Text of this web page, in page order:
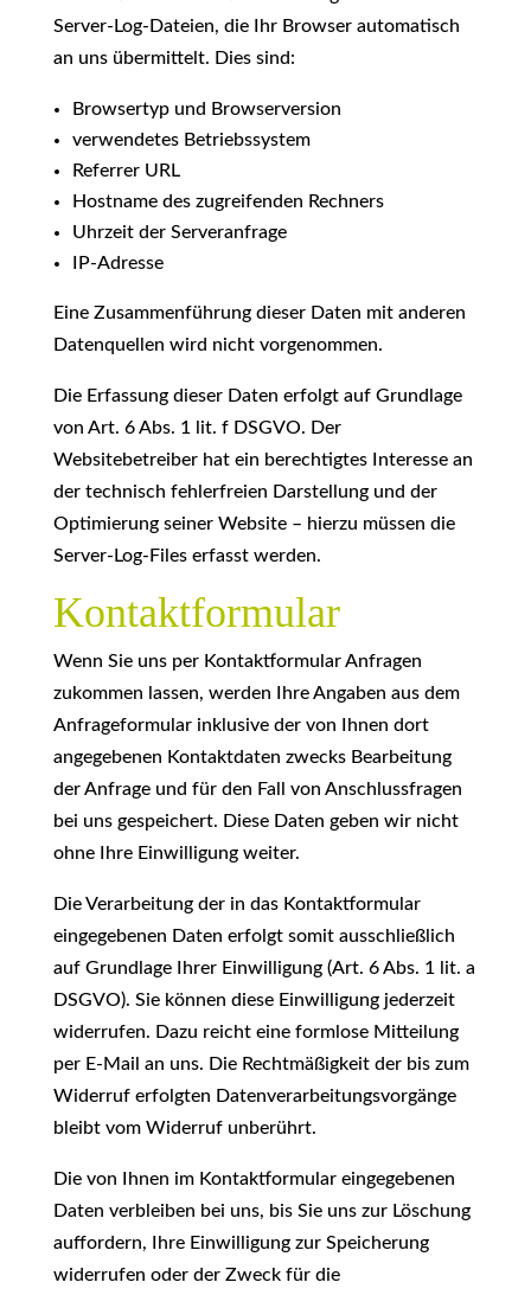
Server-Log-Dateien, die Ihr Browser automatisch
an uns übermittelt. Dies sind:
Browsertyp und Browserversion
verwendetes Betriebssystem
Referrer URL
Hostname des zugreifenden Rechners
Uhrzeit der Serveranfrage
IP-Adresse
Eine Zusammenführung dieser Daten mit anderen
Datenquellen wird nicht vorgenommen.
Die Erfassung dieser Daten erfolgt auf Grundlage
von Art. 6 Abs. 1 lit. f DSGVO. Der
Websitebetreiber hat ein berechtigtes Interesse an
der technisch fehlerfreien Darstellung und der
Optimierung seiner Website – hierzu müssen die
Server-Log-Files erfasst werden.
Kontaktformular
Wenn Sie uns per Kontaktformular Anfragen
zukommen lassen, werden Ihre Angaben aus dem
Anfrageformular inklusive der von Ihnen dort
angegebenen Kontaktdaten zwecks Bearbeitung
der Anfrage und für den Fall von Anschlussfragen
bei uns gespeichert. Diese Daten geben wir nicht
ohne Ihre Einwilligung weiter.
Die Verarbeitung der in das Kontaktformular
eingegebenen Daten erfolgt somit ausschließlich
auf Grundlage Ihrer Einwilligung (Art. 6 Abs. 1 lit. a
DSGVO). Sie können diese Einwilligung jederzeit
widerrufen. Dazu reicht eine formlose Mitteilung
per E-Mail an uns. Die Rechtmäßigkeit der bis zum
Widerruf erfolgten Datenverarbeitungsvorgänge
bleibt vom Widerruf unberührt.
Die von Ihnen im Kontaktformular eingegebenen
Daten verbleiben bei uns, bis Sie uns zur Löschung
auffordern, Ihre Einwilligung zur Speicherung
widerrufen oder der Zweck für die